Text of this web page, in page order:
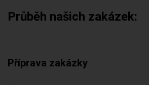
Průběh našich zakázek:
Příprava zakázky